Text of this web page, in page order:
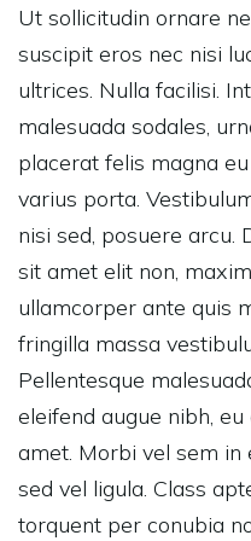
Ut sollicitudin ornare
suscipit eros nec nisi
ultrices. Nulla facilisi.
malesuada sodales,
placerat felis magna
varius porta.
nisi sed, posuere arcu.
sit amet elit non,
ullamcorper ante quis
fringilla massa
Pellentesque
eleifend augue nibh,
amet. Morbi vel sem
sed vel ligula. Class
torquent per conubia